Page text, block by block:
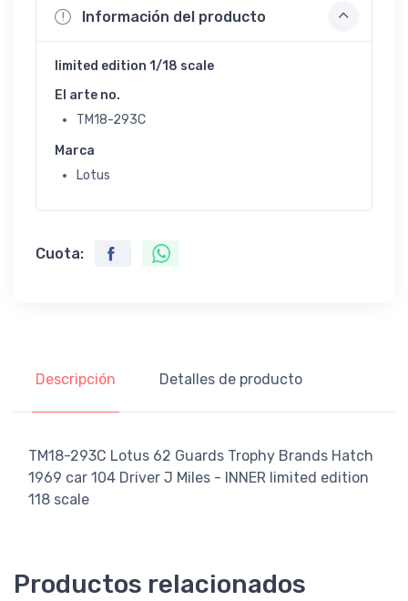
Información del producto
limited edition 1/18 scale
El arte no.
TM18-293C
Marca
Lotus
Cuota:
Descripción Detalles de producto
TM18-293C Lotus 62 Guards Trophy Brands Hatch
1969 car 104 Driver J Miles - INNER limited edition
118 scale
Productos relacionados